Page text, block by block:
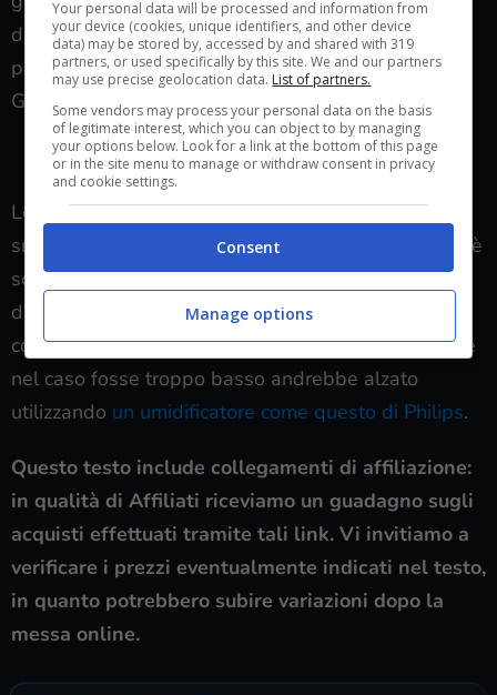
della frequenza cardiaca, delle calorie bruciate, dei
passi e km percorsi e anche dati ambientali come
GPS, pressione atmosferica e altitudine.
VEDI SU AMAZON AMAZFIT GTR 3 PRO
Lo smartwatch è sicuramente un sostituto dello
smartphone in alcuni casi e per alcune funzioni, ma è
soprattutto un dispositivo che ti permette di tenere
d’occhio diversi parametri: alcuni modelli possono
controllare anche il livello d’umidità dentro casa che
nel caso fosse troppo basso andrebbe alzato
utilizzando un umidificatore come questo di Philips.
Questo testo include collegamenti di affiliazione:
in qualità di Affiliati riceviamo un guadagno sugli
acquisti effettuati tramite tali link. Vi invitiamo a
verificare i prezzi eventualmente indicati nel testo,
in quanto potrebbero subire variazioni dopo la
messa online.
Your personal data will be processed and information from
your device (cookies, unique identifiers, and other device
data) may be stored by, accessed by and shared with 319
partners, or used specifically by this site. We and our partners
may use precise geolocation data. List of partners.
Some vendors may process your personal data on the basis
of legitimate interest, which you can object to by managing
your options below. Look for a link at the bottom of this page
or in the site menu to manage or withdraw consent in privacy
and cookie settings.
Consent
Manage options